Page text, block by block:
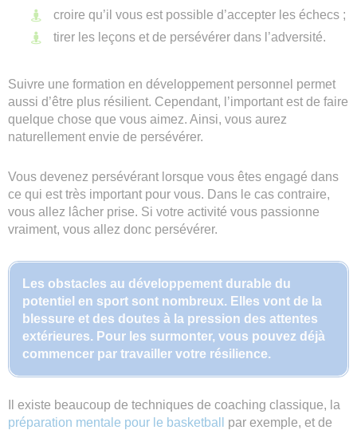
croire qu’il vous est possible d’accepter les échecs ;
tirer les leçons et de persévérer dans l’adversité.
Suivre une formation en développement personnel permet
aussi d’être plus résilient. Cependant, l’important est de faire
quelque chose que vous aimez. Ainsi, vous aurez
naturellement envie de persévérer.
Vous devenez persévérant lorsque vous êtes engagé dans
ce qui est très important pour vous. Dans le cas contraire,
vous allez lâcher prise. Si votre activité vous passionne
vraiment, vous allez donc persévérer.
Les obstacles au développement durable du
potentiel en sport sont nombreux. Elles vont de la
blessure et des doutes à la pression des attentes
extérieures. Pour les surmonter, vous pouvez déjà
commencer par travailler votre résilience.
Il existe beaucoup de techniques de coaching classique, la
préparation mentale pour le basketball
par exemple, et de